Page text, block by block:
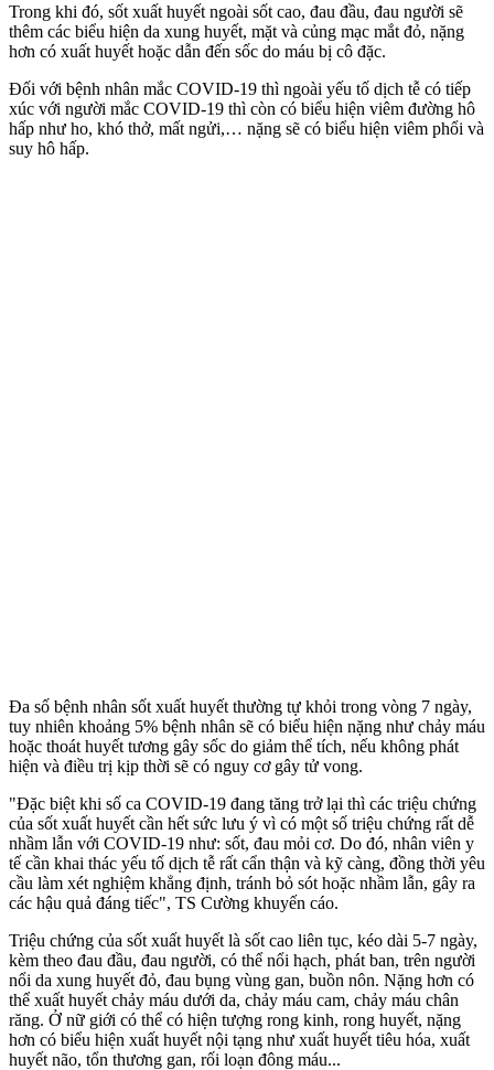
Trong khi đó, sốt xuất huyết ngoài sốt cao, đau đầu, đau người sẽ
thêm các biểu hiện da xung huyết, mặt và củng mạc mắt đỏ, nặng
hơn có xuất huyết hoặc dẫn đến sốc do máu bị cô đặc.
Đối với bệnh nhân mắc COVID-19 thì ngoài yếu tố dịch tễ có tiếp
xúc với người mắc COVID-19 thì còn có biểu hiện viêm đường hô
hấp như ho, khó thở, mất ngửi,… nặng sẽ có biểu hiện viêm phổi và
suy hô hấp.
Đa số bệnh nhân sốt xuất huyết thường tự khỏi trong vòng 7 ngày,
tuy nhiên khoảng 5% bệnh nhân sẽ có biểu hiện nặng như chảy máu
hoặc thoát huyết tương gây sốc do giảm thể tích, nếu không phát
hiện và điều trị kịp thời sẽ có nguy cơ gây t‌ử von‌g.
"Đặc biệt khi số ca COVID-19 đang tăng trở lại thì các triệu chứng
của sốt xuất huyết cần hết sức lưu ý vì có một số triệu chứng rất dễ
nhầm lẫn với COVID-19 như: sốt, đau mỏi cơ. Do đó, nhân viên y
tế cần khai thác yếu tố dịch tễ rất cẩn thận và kỹ càng, đồng thời yêu
cầu làm xét nghiệm khẳng định, tránh bỏ sót hoặc nhầm lẫn, gây ra
các hậu quả đáng tiếc", TS Cường khuyến cáo.
Triệu chứng của sốt xuất huyết là sốt cao liên tục, kéo dài 5-7 ngày,
kèm theo đau đầu, đau người, có thể nổi hạch, phát ban, trên người
nổi da xung huyết đỏ, đau bụng vùng gan, buồn nôn. Nặng hơn có
thể xuất huyết chảy máu dưới da, chảy máu cam, chảy máu chân
răng. Ở nữ giới có thể có hiện tượng rong kinh, rong huyết, nặng
hơn có biểu hiện xuất huyết nộ‌i tạn‌g như xuất huyết tiêu hóa, xuất
huyết não, tổn thương gan, rối loạn đông máu...